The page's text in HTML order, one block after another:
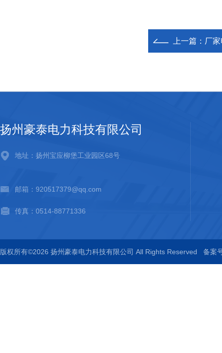
上一篇： 厂
扬州豪泰电力科技有限公司
地址：扬州宝应柳堡工业园区68号
邮箱：920517379@qq.com
传真：0514-88771336
版权所有©2026 扬州豪泰电力科技有限公司 All Rights Reserved 备案